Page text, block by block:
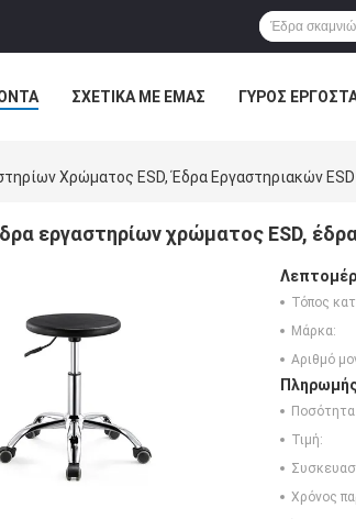
ΣΧΕΤΙΚΆ ΜΕ ΕΜΆΣ ΓΎΡΟΣ
Χρώματος ESD, Έδρα Εργαστηριακών
εργαστηρίων χρώματος ESD,
Τόπος
Μάρκα:
Αριθμό
Ποσότητα
Τιμή:
Χρόνος